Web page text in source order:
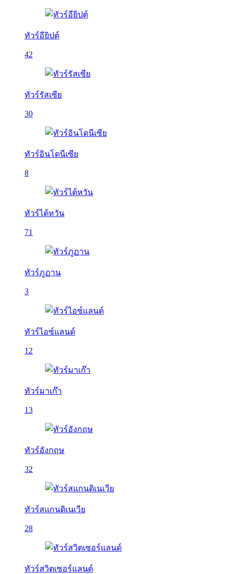
ทัวร์อียิปต์
42
ทัวร์รัสเซีย
30
ทัวร์อินโดนีเซีย
8
ทัวร์ไต้หวัน
71
ทัวร์ภูฏาน
3
ทัวร์ไอซ์แลนด์
12
ทัวร์มาเก๊า
13
ทัวร์อังกฤษ
32
ทัวร์สแกนดิเนเวีย
28
ทัวร์สวิตเซอร์แลนด์